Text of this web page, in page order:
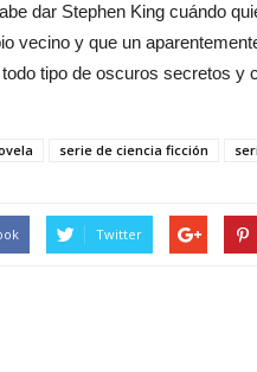
dar Stephen King cuándo
vecino y que un
tipo de oscuros secretos y
serie de ciencia ficción
Twitter